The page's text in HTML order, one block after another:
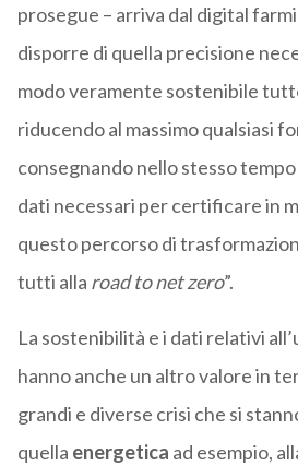
prosegue – arriva dal digital
disporre di quella precisione
modo veramente sostenibile
riducendo al massimo qualsiasi
consegnando nello stesso
dati necessari per certificare in
questo percorso di
tutti alla road to net zero”.
La sostenibilità e i dati relativi
hanno anche un altro valore in
grandi e diverse crisi che si
quella energetica ad esempio,